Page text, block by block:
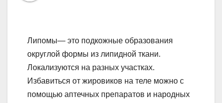
Липомы— это подкожные образования
округлой формы из липидной ткани.
Локализуются на разных участках.
Избавиться от жировиков на теле можно с
помощью аптечных препаратов и народных